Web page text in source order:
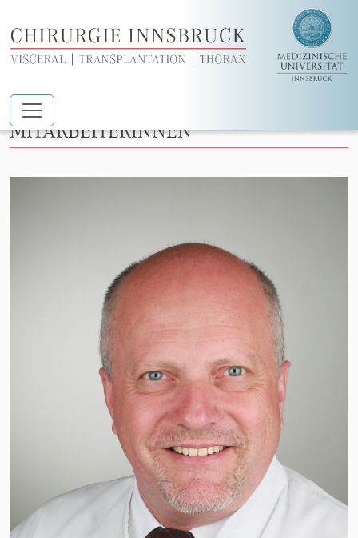
Zum Hauptinhalt springen
WISSENSCHAFTLICHE
MITARBEITERINNEN